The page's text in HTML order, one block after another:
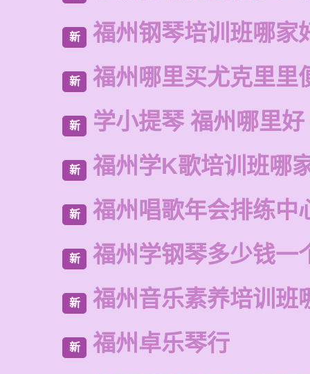
新 福州钢琴培训班哪家
新 福州哪里买尤克里里
新 学小提琴 福州哪里好
新 福州学K歌培训班哪
新 福州唱歌年会排练中
新 福州学钢琴多少钱一
新 福州音乐素养培训班
新 福州卓乐琴行